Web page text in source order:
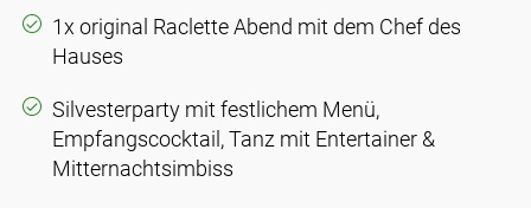
1x original Raclette Abend mit dem Chef des
Hauses
Silvesterparty mit festlichem Menü,
Empfangscocktail, Tanz mit Entertainer &
Mitternachtsimbiss